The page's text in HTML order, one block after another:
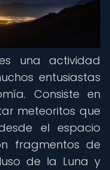
una actividad
entusiastas
Consiste en
meteoritos que
el espacio
fragmentos de
de la Luna y